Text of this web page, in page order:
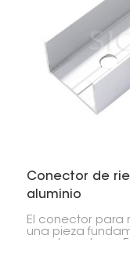
Conector de
aluminio
El conector para
una pieza